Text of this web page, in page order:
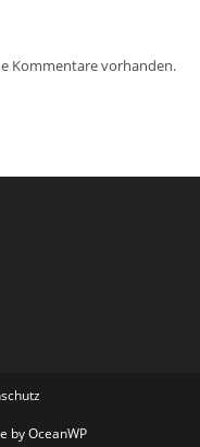
Kommentare vorhanden.
by OceanWP